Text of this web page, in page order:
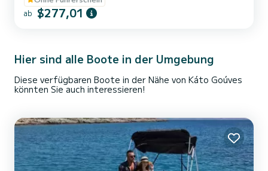
einfach in einer der Buchten. Am letzten Stopp halten wir an
einem Sandstrand an und Sie können schwimmen/schnorcheln und
ab $277,01
Hier sind alle Boote in der Umgebung
Diese verfügbaren Boote in der Nähe von Káto Goúves
könnten Sie auch interessieren!